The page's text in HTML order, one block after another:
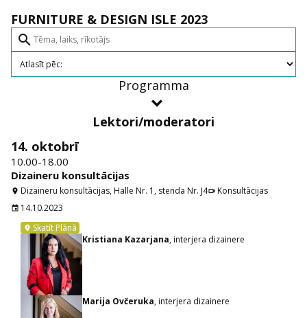
FURNITURE & DESIGN ISLE 2023
search
Programma
Lektori/moderatori
14. oktobrī
10.00-18.00
Dizaineru konsultācijas
location_on Dizaineru konsultācijas, Halle Nr. 1, stenda Nr. J4videocam Konsultācijas
event 14.10.2023
location_on Skatīt Plānā
Kristiana Kazarjana, interjera dizainere
Marija Ovčeruka, interjera dizainere